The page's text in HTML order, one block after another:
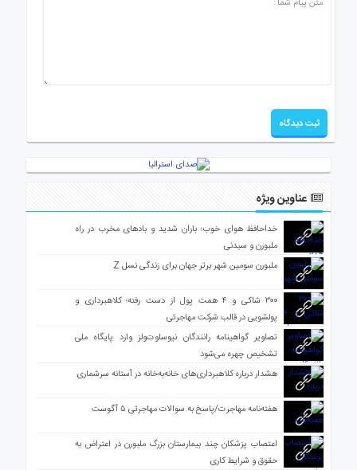
عناوین ویژه
خداحافظ هوای خوب؛ باران شدید و بادهای مخرب در راه
ملبورن و سیدنی
ملبورن سومین شهر برتر جهان برای زندگی نسل Z
۳۰۰ شاکی و ۴ همت پول از دست رفته؛ کلاهبرداری و
پولشویی در قالب شرکت مهاجرتی
تصاویر گواهینامه رانندگان نیوساوت‌ولز وارد پایگاه ملی
تشخیص چهره می‌شود
هشدار درباره کلاهبرداری‌های خانه‌به‌خانه در آستانه سرشماری
هفته‌نامه مهاجرت/پاسخ به سوالات مهاجرتی ۵ آگوست
اعتصاب پزشکان چند بیمارستان بزرگ ملبورن در اعتراض به
حقوق و شرایط کاری